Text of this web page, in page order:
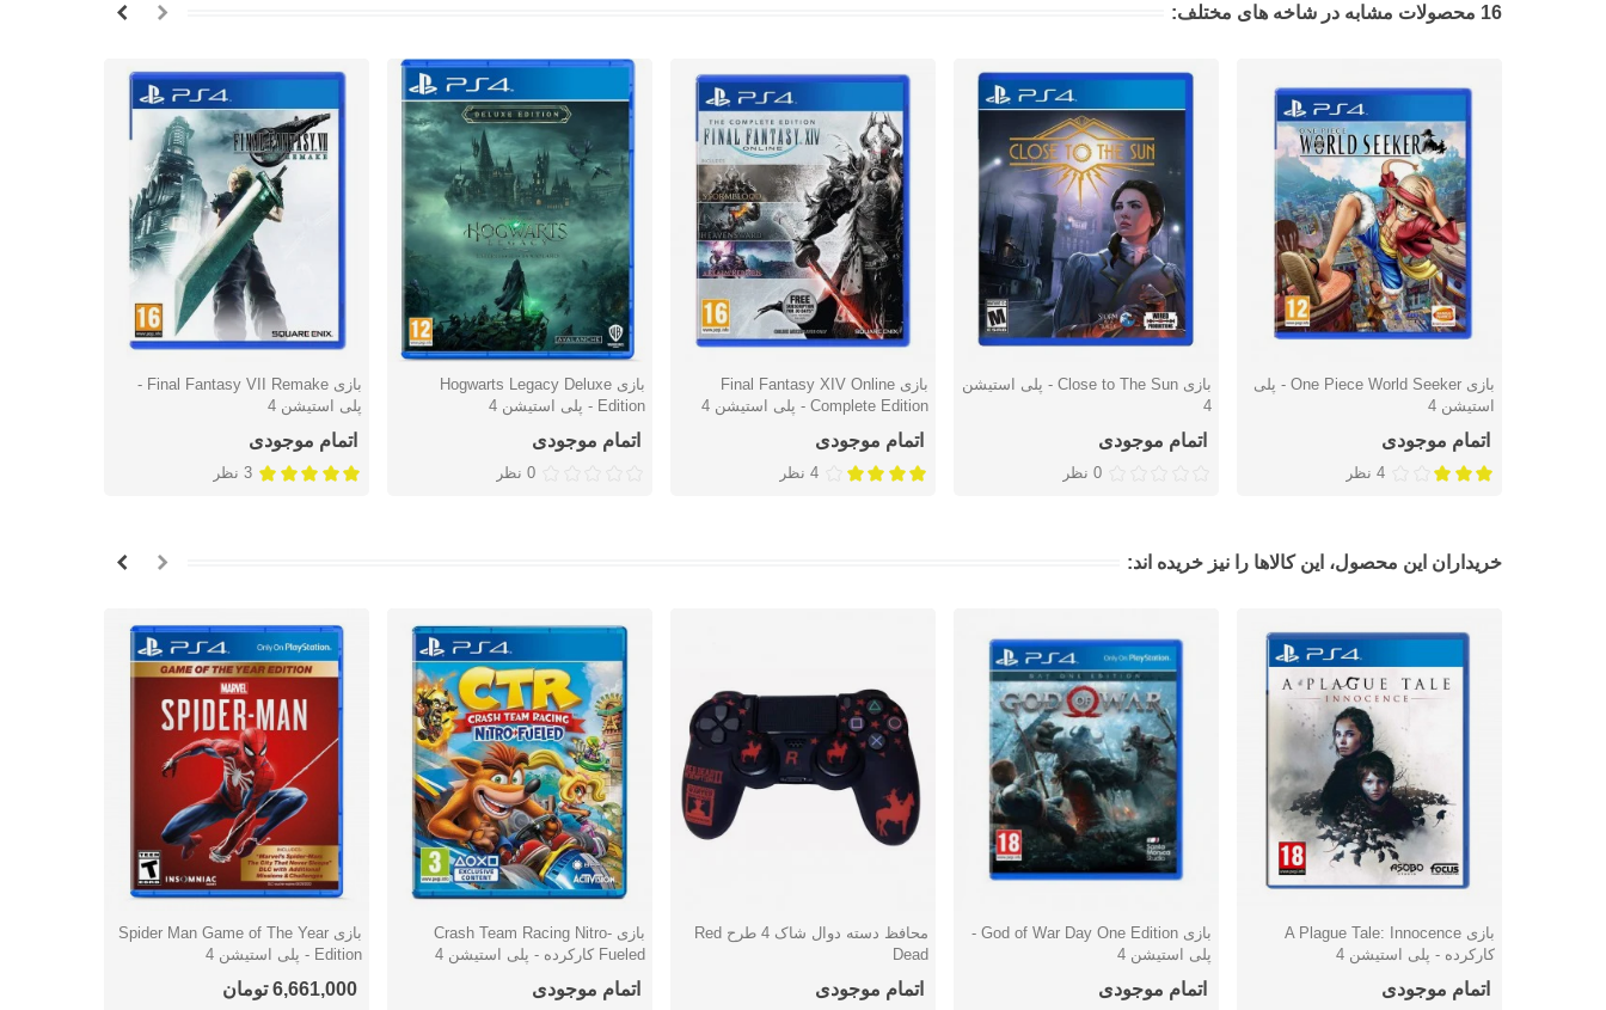
16 محصولات مشابه در شاخه های مختلف:
دوست داشتن
بازی One Piece World Seeker - پلی
استیشن 4
اتمام موجودی
4 نظر
دوست داشتن
بازی Close to The Sun - پلی استیشن
4
اتمام موجودی
0 نظر
دوست داشتن
بازی Final Fantasy XIV Online
Complete Edition - پلی استیشن 4
اتمام موجودی
4 نظر
دوست داشتن
بازی Hogwarts Legacy Deluxe
Edition - پلی استیشن 4
اتمام موجودی
0 نظر
دوست داشتن
بازی Final Fantasy VII Remake -
پلی استیشن 4
اتمام موجودی
3 نظر
خریداران این محصول، این کالاها را نیز خریده اند:
دوست داشتن
بازی A Plague Tale: Innocence
کارکرده - پلی استیشن 4
اتمام موجودی
دوست داشتن
بازی God of War Day One Edition -
پلی استیشن 4
اتمام موجودی
دوست داشتن
محافظ دسته دوال شاک 4 طرح Red
Dead
اتمام موجودی
دوست داشتن
بازی Crash Team Racing Nitro-
Fueled کارکرده - پلی استیشن 4
اتمام موجودی
دوست داشتن
بازی Spider Man Game of The Year
Edition - پلی استیشن 4
6,661,000 تومان